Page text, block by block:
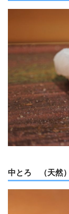
中とろ （天然）